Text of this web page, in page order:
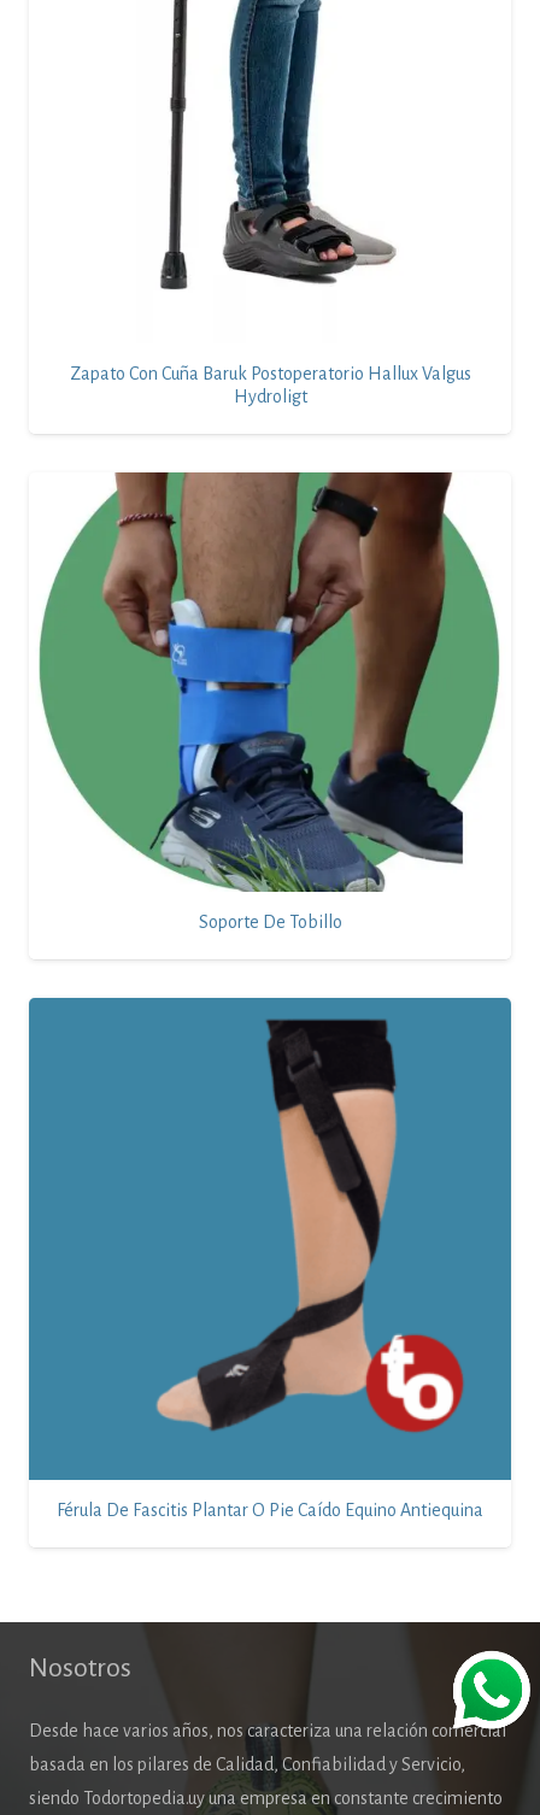
Zapato Con Cuña Baruk Postoperatorio Hallux Valgus
Hydroligt
Soporte De Tobillo
Férula De Fascitis Plantar O Pie Caído Equino Antiequina
Nosotros
Desde hace varios años, nos caracteriza una relación comercial
basada en los pilares de Calidad, Confiabilidad y Servicio,
siendo Todortopedia.uy una empresa en constante crecimiento